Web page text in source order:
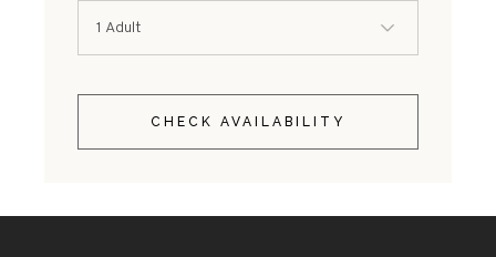
CHECK AVAILABILITY